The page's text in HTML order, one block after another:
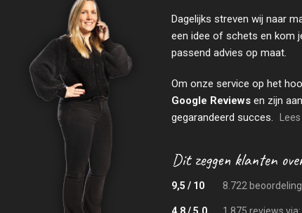
Dagelijks streven wij naar
een idee of schets en kom
passend advies op maat.
Om onze service op het
Google Reviews en zijn
gegarandeerd succes.
9,5 / 10 8.722